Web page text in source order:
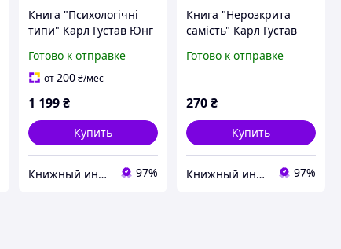
Книга "Психологічні
типи" Карл Густав Юнг
Готово к отправке
от200 ₴/мес
1 199 ₴
Купить
Книжный интернет-магазин "BestBook" 97%
Книга "Нерозкрита
самість" Карл Густав
Готово к отправке
270₴
Купить
Книжный интернет-магазин "BestBook" 97%